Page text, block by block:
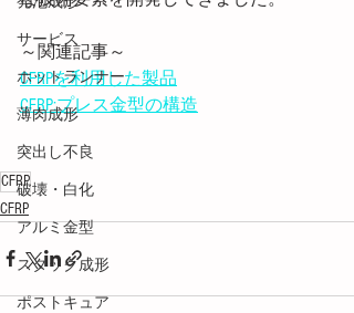
サービス
ホットランナー
薄肉成形
突出し不良
破壊・白化
アルミ金型
スタック成形
ポストキュア
～関連記事～
CFRPを利用した製品
CFRP:プレス金型の構造
CFRP
CFRP